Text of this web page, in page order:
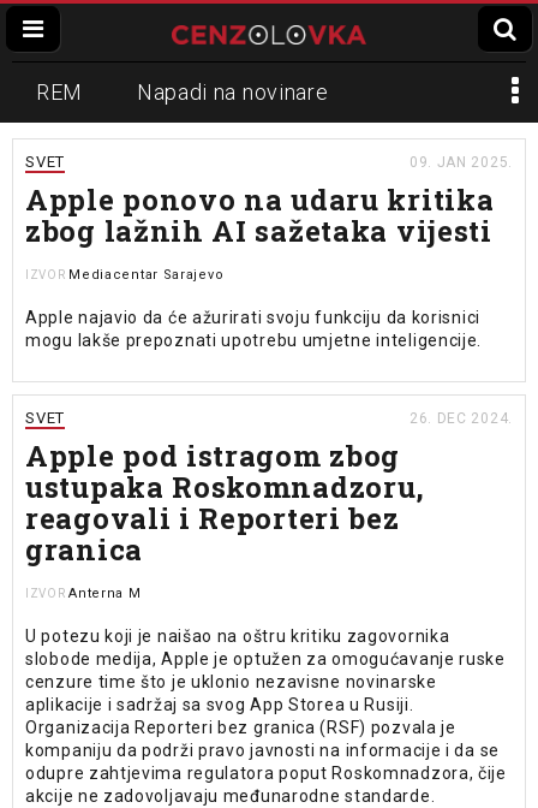
REM Napadi na novinare
Zvučni top
Propaganda Lokalni mediji
Informer Slavko Ćuruvija
SVET 09. JAN 2025.
Apple ponovo na udaru kritika
zbog lažnih AI sažetaka vijesti
IZVOR Mediacentar Sarajevo
Apple najavio da će ažurirati svoju funkciju da korisnici
mogu lakše prepoznati upotrebu umjetne inteligencije.
SVET 26. DEC 2024.
Apple pod istragom zbog
ustupaka Roskomnadzoru,
reagovali i Reporteri bez
granica
IZVOR Anterna M
U potezu koji je naišao na oštru kritiku zagovornika
slobode medija, Apple je optužen za omogućavanje ruske
cenzure time što je uklonio nezavisne novinarske
aplikacije i sadržaj sa svog App Storea u Rusiji.
Organizacija Reporteri bez granica (RSF) pozvala je
kompaniju da podrži pravo javnosti na informacije i da se
odupre zahtjevima regulatora poput Roskomnadzora, čije
akcije ne zadovoljavaju međunarodne standarde.